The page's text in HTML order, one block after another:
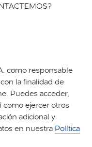
como responsable
la finalidad de
Puedes acceder,
como ejercer otros
adicional y
en nuestra Política